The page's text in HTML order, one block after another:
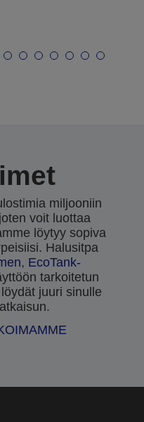
miljooniin
voit luottaa
löytyy sopiva
Halusitpa
, EcoTank-
tarkoitetun
juuri sinulle